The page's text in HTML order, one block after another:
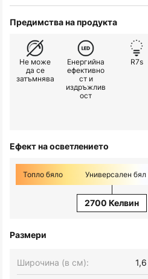
Предимства на продукта
Не може
да се
затъмнява
Енергийна
ефективно
ст и
издръжлив
ост
R7s
Ефект на осветлението
Топло бяло Универсален бял
2700 Келвин
Размери
Широчина (в см): 1,6